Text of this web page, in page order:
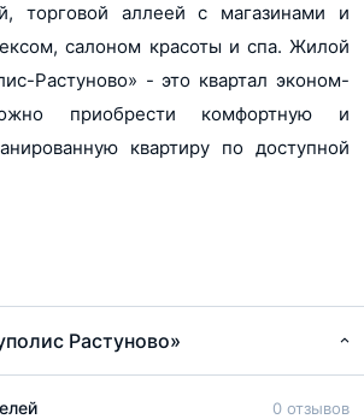
торговой аллеей с магазинами и
салоном красоты и спа. Жилой
Растуново» - это квартал эконом-
приобрести комфортную и
квартиру по доступной
Растуново»
0 отзывов